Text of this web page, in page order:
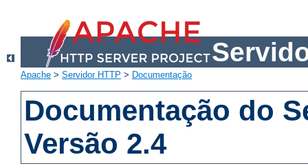
Apache > Servidor HTTP > Documentação
Documentação do
Versão 2.4